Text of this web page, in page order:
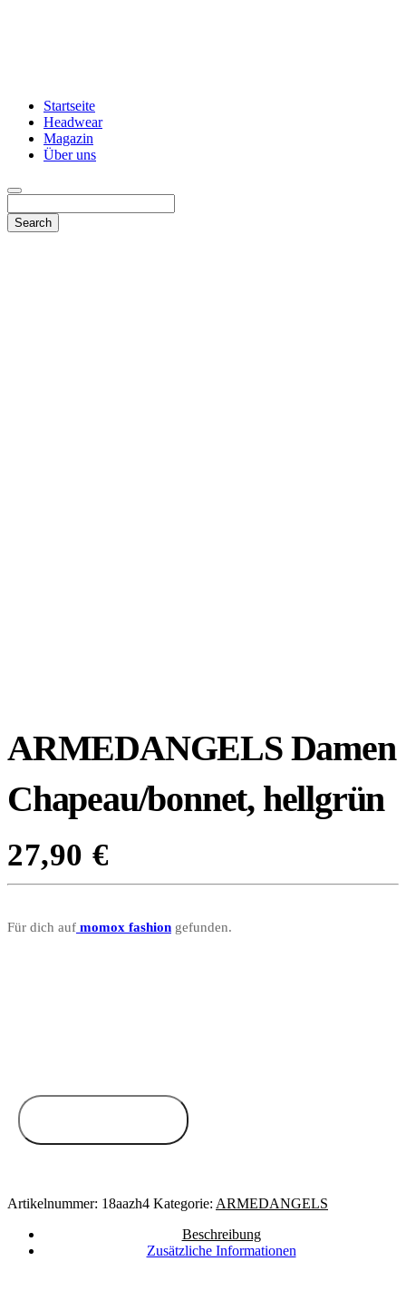
Startseite
Headwear
Magazin
Über uns
ARMEDANGELS Damen
Chapeau/bonnet, hellgrün
27,90 €
Für dich auf momox fashion gefunden.
Artikelnummer: 18aazh4 Kategorie: ARMEDANGELS
Beschreibung
Zusätzliche Informationen